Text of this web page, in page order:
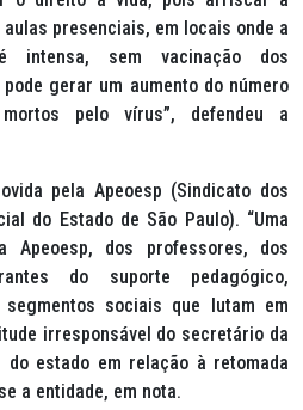
presenciais, em locais onde a
intensa, sem vacinação dos
gerar um aumento do número
pelo vírus”, defendeu a
pela Apeoesp (Sindicato dos
do Estado de São Paulo). “Uma
dos professores, dos
do suporte pedagógico,
sociais que lutam em
irresponsável do secretário da
do estado em relação à retomada
a entidade, em nota.